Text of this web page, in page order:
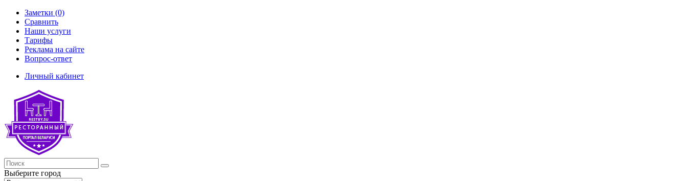
Заметки (0)
Сравнить
Наши услуги
Тарифы
Реклама на сайте
Вопрос-ответ
Личный кабинет
Выберите город